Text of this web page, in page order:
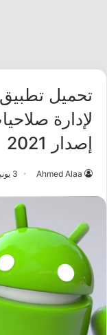
لإدارة
إصدار 2021
Ahmed Alaa 3 يونيو 2026